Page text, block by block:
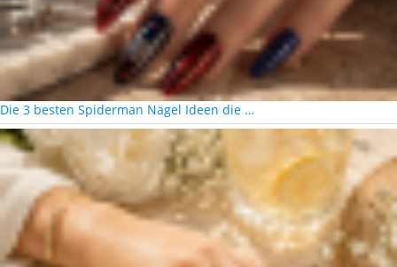
Die 3 besten Spiderman Nägel Ideen die …